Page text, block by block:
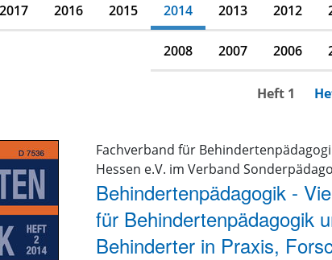
2017 2016 2015 2014 2013 2012
2008 2007 2006
Heft 1
Fachverband für
Hessen e.V. im Verband
Behindertenpädagogik -
für Behindertenpädagogik
Behinderter in Praxis,